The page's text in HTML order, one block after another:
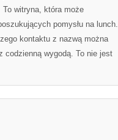
To witryna, która może
pomysłu na lunch.
kontaktu z nazwą można
codzienną wygodą. To nie jest